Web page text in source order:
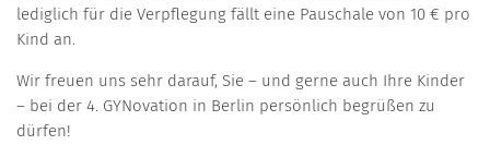
lediglich für die Verpflegung fällt eine Pauschale von 10 € pro
Kind an.
Wir freuen uns sehr darauf, Sie – und gerne auch Ihre Kinder
– bei der 4. GYNovation in Berlin persönlich begrüßen zu
dürfen!